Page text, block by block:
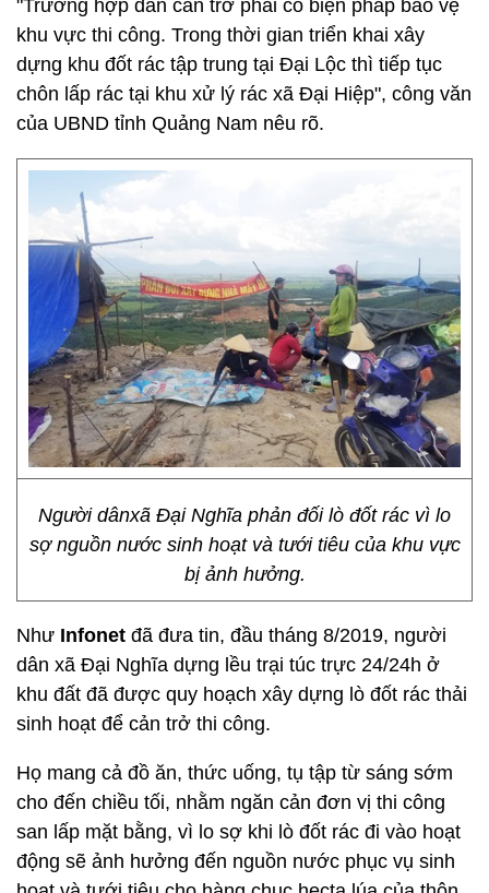
"Trường hợp dân cản trở phải có biện pháp bảo vệ
khu vực thi công. Trong thời gian triển khai xây
dựng khu đốt rác tập trung tại Đại Lộc thì tiếp tục
chôn lấp rác tại khu xử lý rác xã Đại Hiệp", công văn
của UBND tỉnh Quảng Nam nêu rõ.
Người dânxã Đại Nghĩa phản đối lò đốt rác vì lo
sợ nguồn nước sinh hoạt và tưới tiêu của khu vực
bị ảnh hưởng.
Như Infonet đã đưa tin, đầu tháng 8/2019, người
dân xã Đại Nghĩa dựng lều trại túc trực 24/24h ở
khu đất đã được quy hoạch xây dựng lò đốt rác thải
sinh hoạt để cản trở thi công.
Họ mang cả đồ ăn, thức uống, tụ tập từ sáng sớm
cho đến chiều tối, nhằm ngăn cản đơn vị thi công
san lấp mặt bằng, vì lo sợ khi lò đốt rác đi vào hoạt
động sẽ ảnh hưởng đến nguồn nước phục vụ sinh